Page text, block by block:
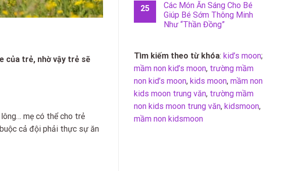
của trẻ, nhờ vậy trẻ sẽ
mẹ có thể cho trẻ
cả đội phải thực sự ăn
25
Các Món Ăn Sáng Cho Bé
Giúp Bé Sớm Thông Minh
Như “Thần Đồng”
Tìm kiếm theo từ khóa: kid’s moon;
mầm non kid’s moon, trường mầm
non kid’s moon, kids moon, mầm non
kids moon trung văn, trường mầm
non kids moon trung văn, kidsmoon,
mầm non kidsmoon